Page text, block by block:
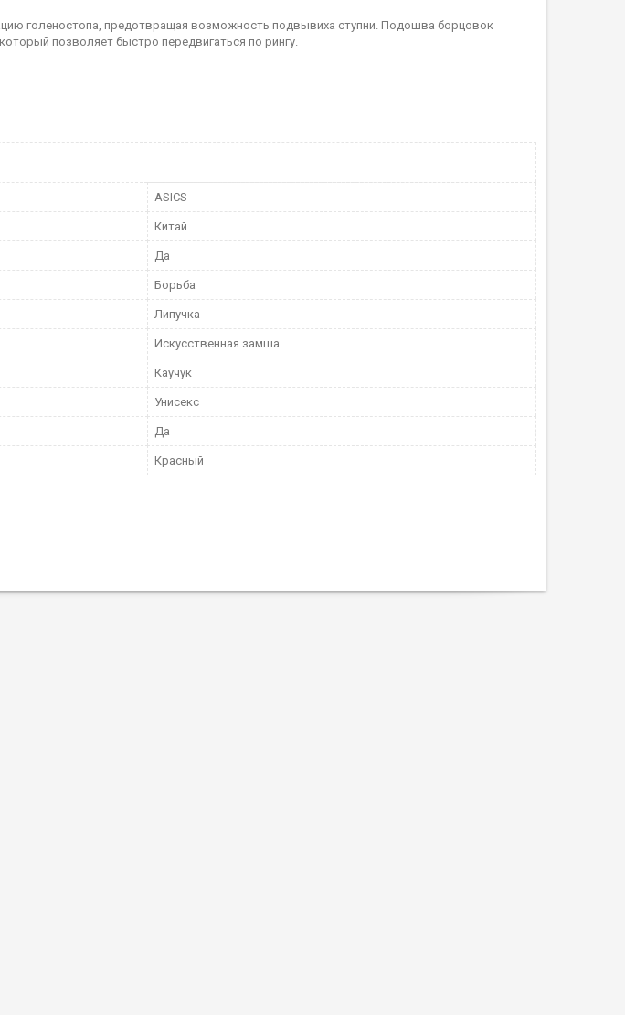
голеностопа, предотвращая возможность подвывиха ступни. Подошва борцовок
позволяет быстро передвигаться по рингу.
ASICS
Китай
Да
Борьба
Липучка
Искусственная замша
Каучук
Унисекс
Да
Красный